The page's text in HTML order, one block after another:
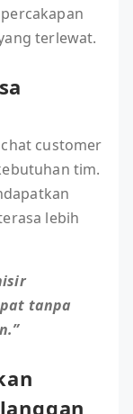
terlewat.
customer
tim.
lebih
tanpa